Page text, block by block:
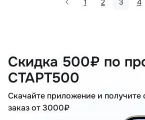
1 2 3 4
Скидка 500₽ по
СТАРТ500
Скачайте приложение и получите
заказ от 3000₽